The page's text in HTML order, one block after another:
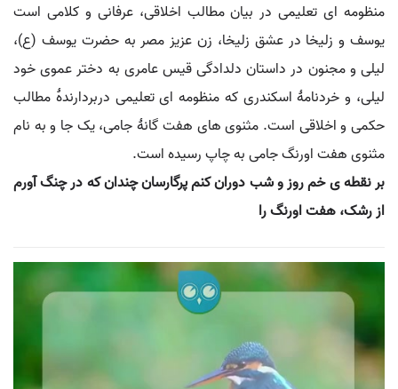
منظومه ای تعلیمی در بیان مطالب اخلاقی، عرفانی و کلامی است
یوسف و زلیخا در عشق زلیخا، زن عزیز مصر به حضرت یوسف (ع)،
لیلی و مجنون در داستان دلدادگی قیس عامری به دختر عموی خود
لیلی، و خردنامۀ اسکندری که منظومه ای تعلیمی دربردارندۀ مطالب
حکمی و اخلاقی است. مثنوی های هفت گانۀ جامی، یک جا و به نام
مثنوی هفت اورنگ جامی به چاپ رسیده است.
بر نقطه ی خم روز و شب دوران کنم پرگارسان چندان که در چنگ آورم
از رشک، هفت اورنگ را